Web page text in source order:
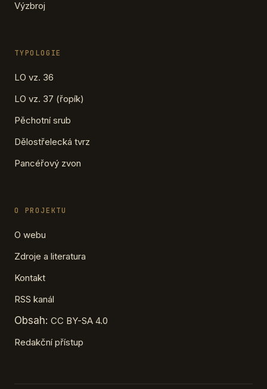
Výzbroj
TYPOLOGIE
LO vz. 36
LO vz. 37 (řopík)
Pěchotní srub
Dělostřelecká tvrz
Pancéřový zvon
O PROJEKTU
O webu
Zdroje a literatura
Kontakt
RSS kanál
Obsah: CC BY-SA 4.0
Redakční přístup